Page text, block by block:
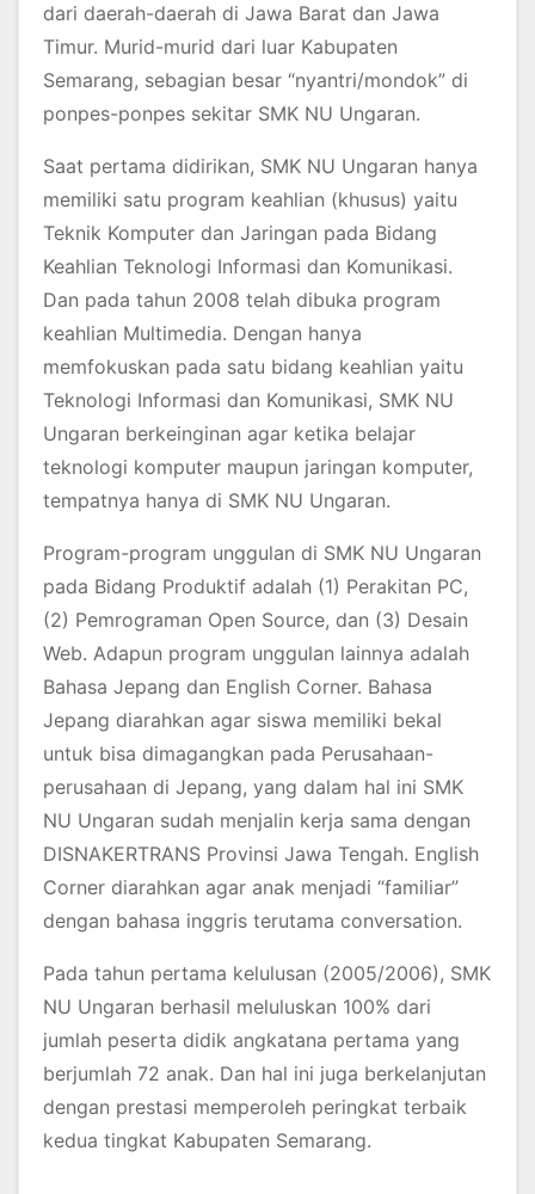
dari daerah-daerah di Jawa Barat dan Jawa
Timur. Murid-murid dari luar Kabupaten
Semarang, sebagian besar “nyantri/mondok” di
ponpes-ponpes sekitar SMK NU Ungaran.
Saat pertama didirikan, SMK NU Ungaran hanya
memiliki satu program keahlian (khusus) yaitu
Teknik Komputer dan Jaringan pada Bidang
Keahlian Teknologi Informasi dan Komunikasi.
Dan pada tahun 2008 telah dibuka program
keahlian Multimedia. Dengan hanya
memfokuskan pada satu bidang keahlian yaitu
Teknologi Informasi dan Komunikasi, SMK NU
Ungaran berkeinginan agar ketika belajar
teknologi komputer maupun jaringan komputer,
tempatnya hanya di SMK NU Ungaran.
Program-program unggulan di SMK NU Ungaran
pada Bidang Produktif adalah (1) Perakitan PC,
(2) Pemrograman Open Source, dan (3) Desain
Web. Adapun program unggulan lainnya adalah
Bahasa Jepang dan English Corner. Bahasa
Jepang diarahkan agar siswa memiliki bekal
untuk bisa dimagangkan pada Perusahaan-
perusahaan di Jepang, yang dalam hal ini SMK
NU Ungaran sudah menjalin kerja sama dengan
DISNAKERTRANS Provinsi Jawa Tengah. English
Corner diarahkan agar anak menjadi “familiar”
dengan bahasa inggris terutama conversation.
Pada tahun pertama kelulusan (2005/2006), SMK
NU Ungaran berhasil meluluskan 100% dari
jumlah peserta didik angkatana pertama yang
berjumlah 72 anak. Dan hal ini juga berkelanjutan
dengan prestasi memperoleh peringkat terbaik
kedua tingkat Kabupaten Semarang.